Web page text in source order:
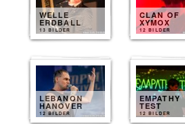
WELLE
ERDBALL
13 BILDER
CLAN OF
XYMOX
12 BILDER
LEBANON
HANOVER
12 BILDER
EMPATHY
TEST
12 BILDER